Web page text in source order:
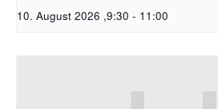
10. August 2026 ,9:30 - 11:00